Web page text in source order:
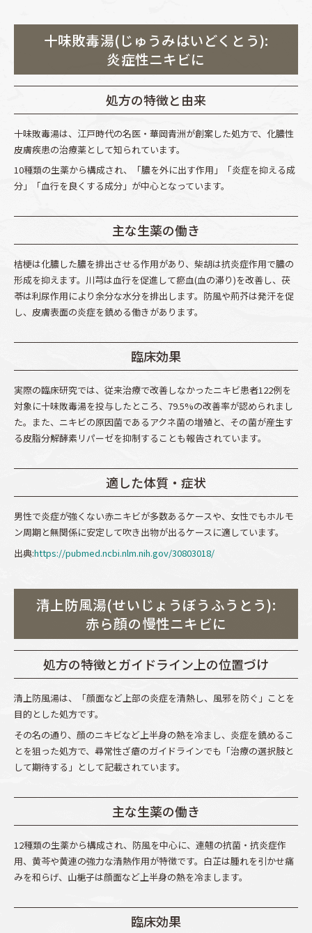
十味敗毒湯(じゅうみはいどくとう):
炎症性ニキビに
処方の特徴と由来
十味敗毒湯は、江戸時代の名医・華岡青洲が創案した処方で、化膿性
皮膚疾患の治療薬として知られています。
10種類の生薬から構成され、「膿を外に出す作用」「炎症を抑える成
分」「血行を良くする成分」が中心となっています。
主な生薬の働き
桔梗は化膿した膿を排出させる作用があり、柴胡は抗炎症作用で膿の
形成を抑えます。川芎は血行を促進して瘀血(血の滞り)を改善し、茯
苓は利尿作用により余分な水分を排出します。防風や荊芥は発汗を促
し、皮膚表面の炎症を鎮める働きがあります。
臨床効果
実際の臨床研究では、従来治療で改善しなかったニキビ患者122例を
対象に十味敗毒湯を投与したところ、79.5%の改善率が認められまし
た。また、ニキビの原因菌であるアクネ菌の増殖と、その菌が産生す
る皮脂分解酵素リパーゼを抑制することも報告されています。
適した体質・症状
男性で炎症が強くない赤ニキビが多数あるケースや、女性でもホルモ
ン周期と無関係に安定して吹き出物が出るケースに適しています。
出典:https://pubmed.ncbi.nlm.nih.gov/30803018/
清上防風湯(せいじょうぼうふうとう):
赤ら顔の慢性ニキビに
処方の特徴とガイドライン上の位置づけ
清上防風湯は、「顔面など上部の炎症を清熱し、風邪を防ぐ」ことを
目的とした処方です。
その名の通り、顔のニキビなど上半身の熱を冷まし、炎症を鎮めるこ
とを狙った処方で、尋常性ざ瘡のガイドラインでも「治療の選択肢と
して期待する」として記載されています。
主な生薬の働き
12種類の生薬から構成され、防風を中心に、連翹の抗菌・抗炎症作
用、黄芩や黄連の強力な清熱作用が特徴です。白芷は腫れを引かせ痛
みを和らげ、山梔子は顔面など上半身の熱を冷まします。
臨床効果